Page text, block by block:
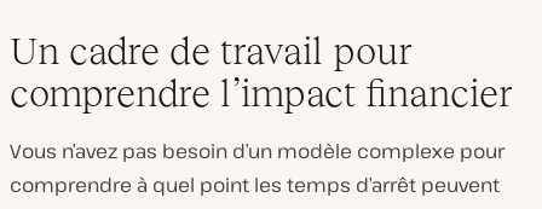
Un cadre de travail pour
comprendre l’impact financier
Vous n’avez pas besoin d’un modèle complexe pour
comprendre à quel point les temps d’arrêt peuvent